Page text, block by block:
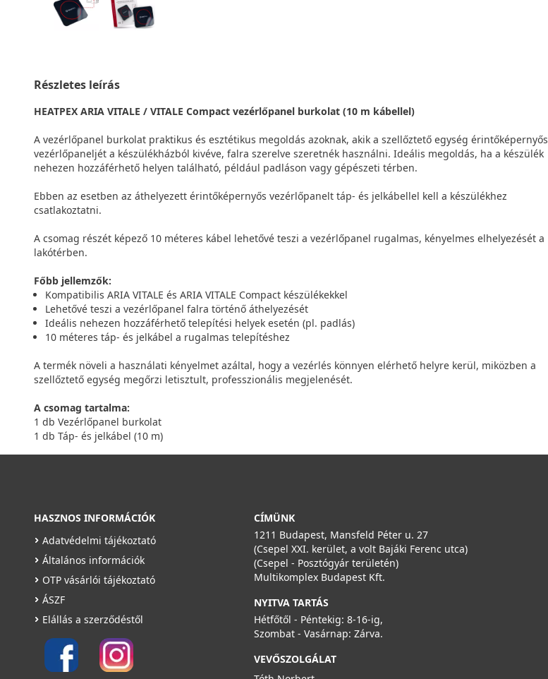
Részletes leírás
HEATPEX ARIA VITALE / VITALE Compact vezérlőpanel burkolat (10 m kábellel)
A vezérlőpanel burkolat praktikus és esztétikus megoldás azoknak, akik a szellőztető egység érintőképernyős
vezérlőpaneljét a készülékházból kivéve, falra szerelve szeretnék használni. Ideális megoldás, ha a készülék
nehezen hozzáférhető helyen található, például padláson vagy gépészeti térben.
Ebben az esetben az áthelyezett érintőképernyős vezérlőpanelt táp- és jelkábellel kell a készülékhez
csatlakoztatni.
A csomag részét képező 10 méteres kábel lehetővé teszi a vezérlőpanel rugalmas, kényelmes elhelyezését a
lakótérben.
Főbb jellemzők:
Kompatibilis ARIA VITALE és ARIA VITALE Compact készülékekkel
Lehetővé teszi a vezérlőpanel falra történő áthelyezését
Ideális nehezen hozzáférhető telepítési helyek esetén (pl. padlás)
10 méteres táp- és jelkábel a rugalmas telepítéshez
A termék növeli a használati kényelmet azáltal, hogy a vezérlés könnyen elérhető helyre kerül, miközben a
szellőztető egység megőrzi letisztult, professzionális megjelenését.
A csomag tartalma:
1 db Vezérlőpanel burkolat
1 db Táp- és jelkábel (10 m)
HASZNOS INFORMÁCIÓK
Adatvédelmi tájékoztató
Általános információk
OTP vásárlói tájékoztató
ÁSZF
Elállás a szerződéstől
CÍMÜNK
1211 Budapest, Mansfeld Péter u. 27
(Csepel XXI. kerület, a volt Bajáki Ferenc utca)
(Csepel - Posztógyár területén)
Multikomplex Budapest Kft.
NYITVA TARTÁS
Hétfőtől - Péntekig: 8-16-ig,
Szombat - Vasárnap: Zárva.
VEVŐSZOLGÁLAT